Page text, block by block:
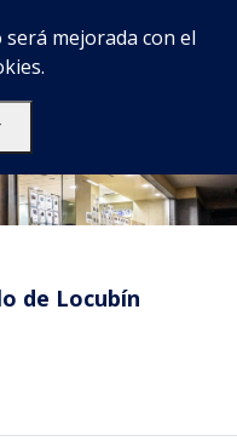
de Locubín
mejorada con el